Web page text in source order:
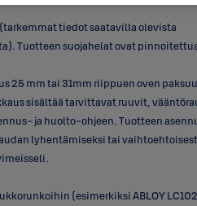
tiedot saatavilla olevista
Tuotteen suojahelat ovat
25 mm tai 31mm riippuen oven
sisältää tarvittavat ruuvit,
ja huolto-ohjeen. Tuotteen
lyhentämiseksi tai
(esimerkiksi ABLOY LC102